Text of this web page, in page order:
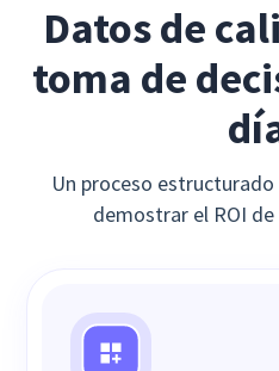
Datos de
toma de
Un proceso
demostrar el ROI